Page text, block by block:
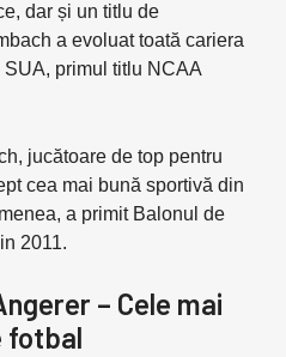
dar și un titlu de
a evoluat toată cariera
primul titlu NCAA
jucătoare de top pentru
cea mai bună sportivă din
a primit Balonul de
2011.
– Cele mai
fotbal